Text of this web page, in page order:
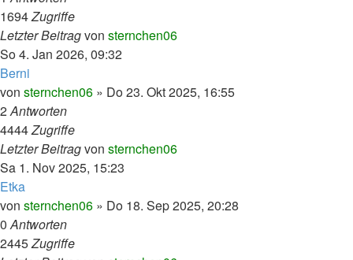
1694Zugriffe
Letzter Beitragvon sternchen06
So 4. Jan 2026, 09:32
Berni
von sternchen06 » Do 23. Okt 2025, 16:55
2Antworten
4444Zugriffe
Letzter Beitragvon sternchen06
Sa 1. Nov 2025, 15:23
Etka
von sternchen06 » Do 18. Sep 2025, 20:28
0Antworten
2445Zugriffe